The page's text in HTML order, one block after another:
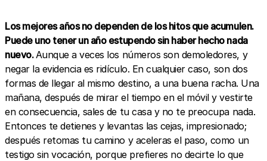
Los mejores años no dependen de los hitos que acumulen.
Puede uno tener un año estupendo sin haber hecho nada
nuevo. Aunque a veces los números son demoledores, y
negar la evidencia es ridículo. En cualquier caso, son dos
formas de llegar al mismo destino, a una buena racha. Una
mañana, después de mirar el tiempo en el móvil y vestirte
en consecuencia, sales de tu casa y no te preocupa nada.
Entonces te detienes y levantas las cejas, impresionado;
después retomas tu camino y aceleras el paso, como un
testigo sin vocación, porque prefieres no decirte lo que